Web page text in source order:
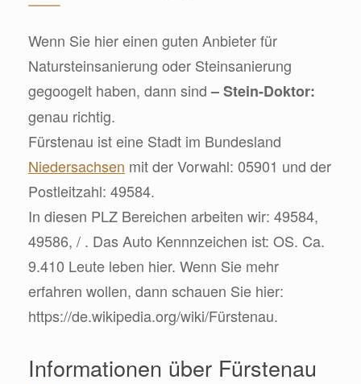
Wenn Sie hier einen guten Anbieter für
Natursteinsanierung oder Steinsanierung
gegoogelt haben, dann sind– Stein-Doktor:
genau richtig.
Fürstenau ist eine Stadt im Bundesland
Niedersachsen mit der Vorwahl: 05901 und der
Postleitzahl: 49584.
In diesen PLZ Bereichen arbeiten wir: 49584,
49586, / . Das Auto Kennnzeichen ist: OS. Ca.
9.410 Leute leben hier. Wenn Sie mehr
erfahren wollen, dann schauen Sie hier:
https://de.wikipedia.org/wiki/Fürstenau.
Informationen über Fürstenau